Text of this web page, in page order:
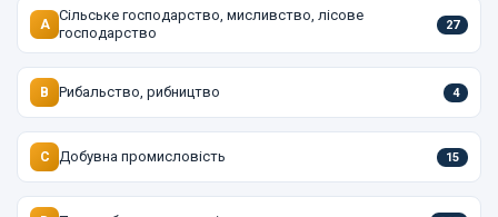
A
Сільське господарство, мисливство, лісове
господарство
27
B Рибальство, рибництво 4
C Добувна промисловість 15